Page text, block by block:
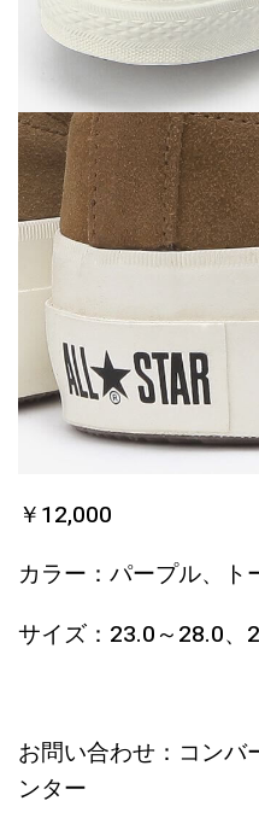
￥12,000
カラー：パープル、ト
サイズ：23.0～28.0、
お問い合わせ：コンバ
ンター